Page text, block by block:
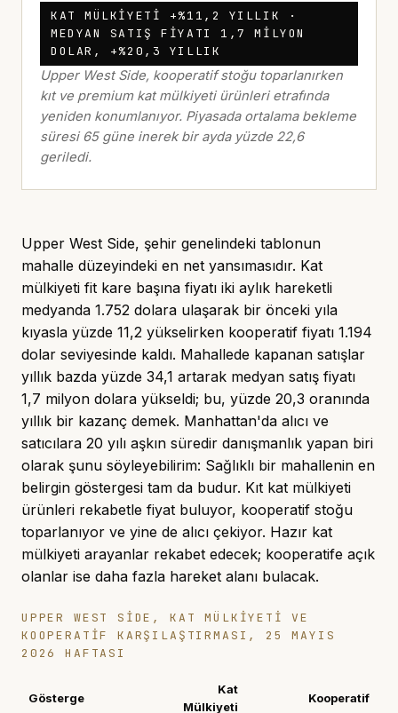
KAT MÜLKIYETI +%11,2 YILLIK ·
MEDYAN SATIŞ FIYATI 1,7 MILYON
DOLAR, +%20,3 YILLIK
Upper West Side, kooperatif stoğu toparlanırken
kıt ve premium kat mülkiyeti ürünleri etrafında
yeniden konumlanıyor. Piyasada ortalama bekleme
süresi 65 güne inerek bir ayda yüzde 22,6
geriledi.
Upper West Side, şehir genelindeki tablonun
mahalle düzeyindeki en net yansımasıdır. Kat
mülkiyeti fit kare başına fiyatı iki aylık hareketli
medyanda 1.752 dolara ulaşarak bir önceki yıla
kıyasla yüzde 11,2 yükselirken kooperatif fiyatı 1.194
dolar seviyesinde kaldı. Mahallede kapanan satışlar
yıllık bazda yüzde 34,1 artarak medyan satış fiyatı
1,7 milyon dolara yükseldi; bu, yüzde 20,3 oranında
yıllık bir kazanç demek. Manhattan'da alıcı ve
satıcılara 20 yılı aşkın süredir danışmanlık yapan biri
olarak şunu söyleyebilirim: Sağlıklı bir mahallenin en
belirgin göstergesi tam da budur. Kıt kat mülkiyeti
ürünleri rekabetle fiyat buluyor, kooperatif stoğu
toparlanıyor ve yine de alıcı çekiyor. Hazır kat
mülkiyeti arayanlar rekabet edecek; kooperatife açık
olanlar ise daha fazla hareket alanı bulacak.
UPPER WEST SIDE, KAT MÜLKIYETI VE
KOOPERATIF KARŞILAŞTIRMASI, 25 MAYIS
2026 HAFTASI
Gösterge
Kat
Mülkiyeti
Kooperatif